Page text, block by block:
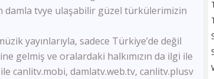
TV100
Flash Haber
Kanal 24
Ulusal Kanal
damla tvye ulaşabilir güzel türkülerimizin
yayınlarıyla, sadece Türkiye’de değil
gelmiş ve oralardaki halkımızın da ilgi ile
ile canlitv.mobi, damlatv.web.tv, canlitv.plusv